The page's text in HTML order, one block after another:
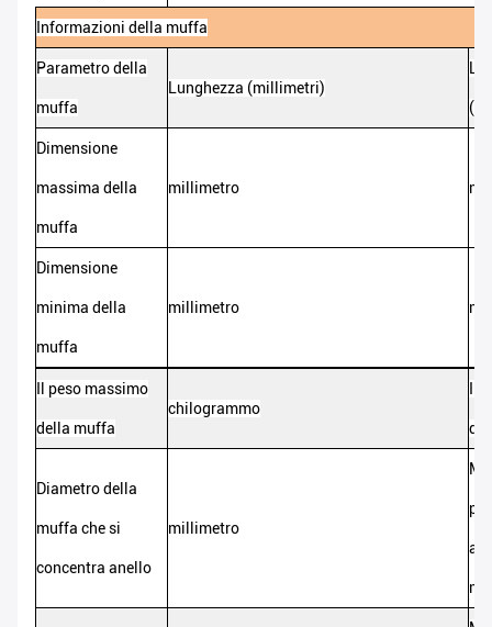
Informazioni della muffa
Parametro della
muffa
Lunghezza (millimetri)
(
Dimensione
massima della
muffa
millimetro
Dimensione
minima della
muffa
millimetro
Il peso massimo
della muffa
chilogrammo
Diametro della
muffa che si
concentra anello
millimetro